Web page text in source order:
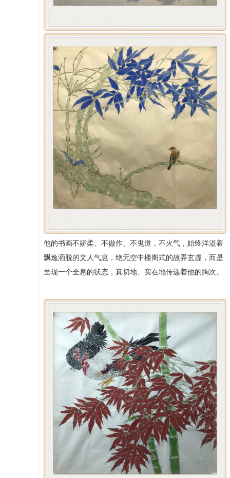
他的书画不娇柔、不做作、不鬼道，不火气，始终洋溢着
飘逸洒脱的文人气息，绝无空中楼阁式的故弄玄虚，而是
呈现一个全息的状态，真切地、实在地传递着他的胸次。